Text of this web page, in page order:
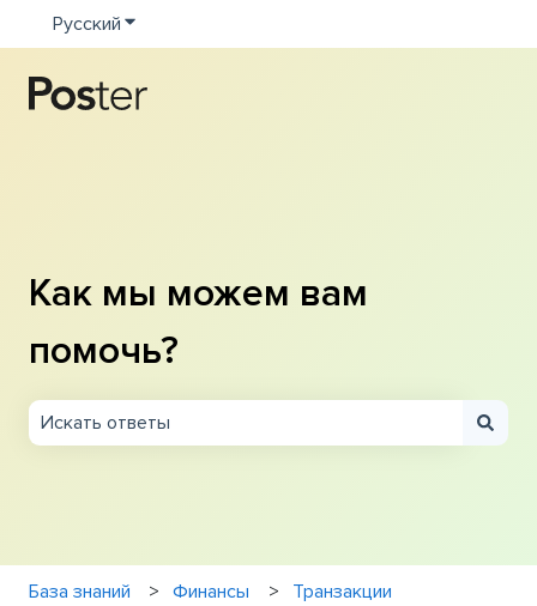
Русский Показать подменю для переводов
Как мы можем вам
помочь?
База знаний Финансы Транзакции